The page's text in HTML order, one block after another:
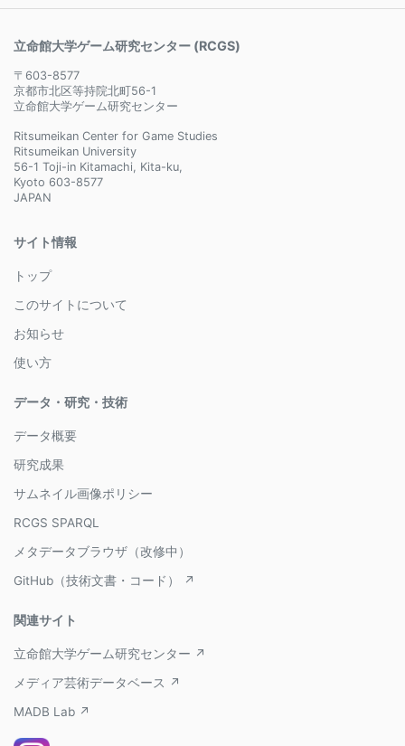
立命館大学ゲーム研究センター (RCGS)
〒603-8577
京都市北区等持院北町56-1
立命館大学ゲーム研究センター
Ritsumeikan Center for Game Studies
Ritsumeikan University
56-1 Toji-in Kitamachi, Kita-ku,
Kyoto 603-8577
JAPAN
サイト情報
トップ
このサイトについて
お知らせ
使い方
データ・研究・技術
データ概要
研究成果
サムネイル画像ポリシー
RCGS SPARQL
メタデータブラウザ（改修中）
GitHub（技術文書・コード） ↗
関連サイト
立命館大学ゲーム研究センター ↗
メディア芸術データベース ↗
MADB Lab ↗